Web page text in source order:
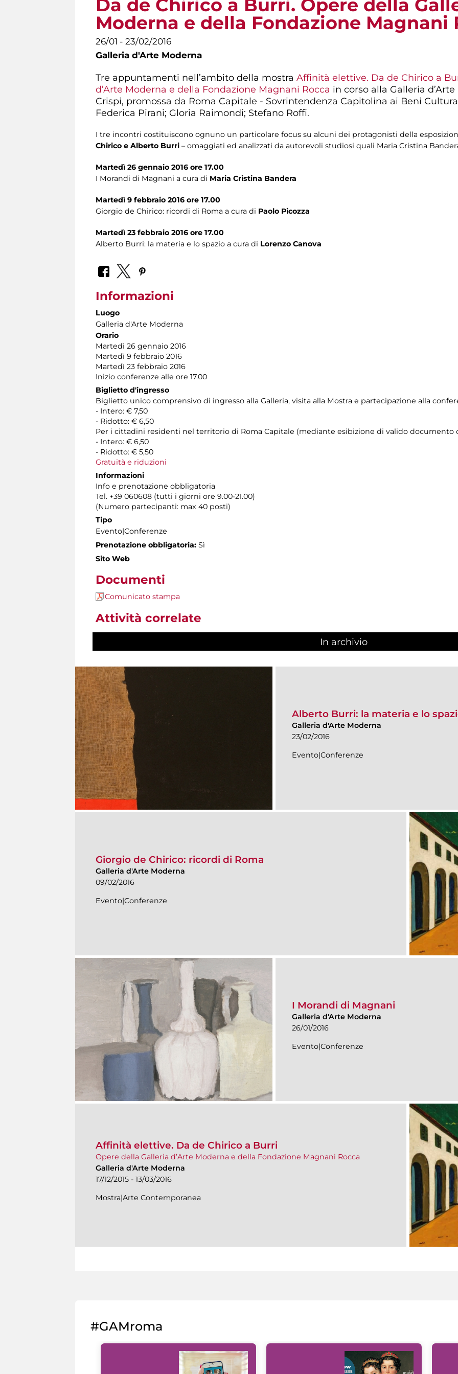
Da de Chirico a Burri. Opere della
Moderna e della Fondazione Magnani
26/01 - 23/02/2016
Galleria d'Arte Moderna
Tre appuntamenti nell’ambito della mostra Affinità elettive. Da de Chirico a
d’Arte Moderna e della Fondazione Magnani Rocca in corso alla Galleria
Crispi, promossa da Roma Capitale - Sovrintendenza Capitolina ai Beni
Federica Pirani; Gloria Raimondi; Stefano Roffi.
I tre incontri costituiscono ognuno un particolare focus su alcuni dei protagonisti della
Chirico e Alberto Burri – omaggiati ed analizzati da autorevoli studiosi quali Maria Cristina
Martedì 26 gennaio 2016 ore 17.00
I Morandi di Magnani a cura di Maria Cristina Bandera
Martedì 9 febbraio 2016 ore 17.00
Giorgio de Chirico: ricordi di Roma a cura di Paolo Picozza
Martedì 23 febbraio 2016 ore 17.00
Alberto Burri: la materia e lo spazio a cura di Lorenzo Canova
Informazioni
Luogo
Galleria d'Arte Moderna
Orario
Martedì 26 gennaio 2016
Martedì 9 febbraio 2016
Martedì 23 febbraio 2016
Inizio conferenze alle ore 17.00
Biglietto d'ingresso
Biglietto unico comprensivo di ingresso alla Galleria, visita alla Mostra e partecipazione alla
- Intero: € 7,50
- Ridotto: € 6,50
Per i cittadini residenti nel territorio di Roma Capitale (mediante esibizione di valido documento
- Intero: € 6,50
- Ridotto: € 5,50
Gratuità e riduzioni
Informazioni
Info e prenotazione obbligatoria
Tel. +39 060608 (tutti i giorni ore 9.00-21.00)
(Numero partecipanti: max 40 posti)
Tipo
Evento|Conferenze
Prenotazione obbligatoria: Sì
Sito Web
Documenti
Comunicato stampa
Attività correlate
In archivio
Alberto Burri: la materia e lo
Galleria d'Arte Moderna
23/02/2016
Evento|Conferenze
Giorgio de Chirico: ricordi di Roma
Galleria d'Arte Moderna
09/02/2016
Evento|Conferenze
I Morandi di Magnani
Galleria d'Arte Moderna
26/01/2016
Evento|Conferenze
Affinità elettive. Da de Chirico a Burri
Opere della Galleria d’Arte Moderna e della Fondazione Magnani Rocca
Galleria d'Arte Moderna
17/12/2015 - 13/03/2016
Mostra|Arte Contemporanea
#GAMroma